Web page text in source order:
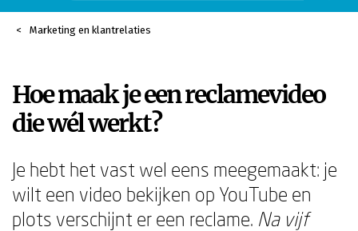
Marketing en klantrelaties
Hoe maak je een reclamevideo
die wél werkt?
Je hebt het vast wel eens meegemaakt: je
wilt een video bekijken op YouTube en
plots verschijnt er een reclame. Na vijf